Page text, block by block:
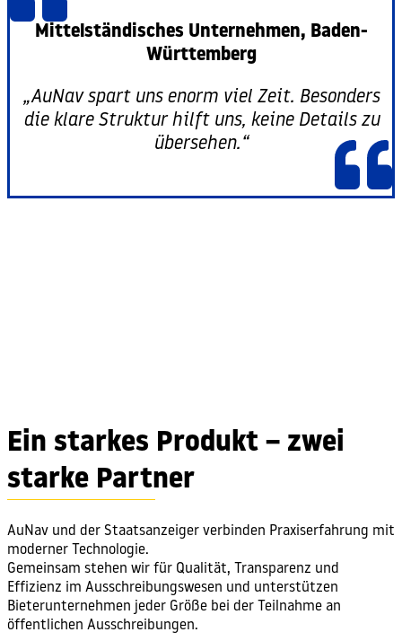
Mittelständisches Unternehmen, Baden-
Württemberg
„AuNav spart uns enorm viel Zeit. Besonders
die klare Struktur hilft uns, keine Details zu
übersehen.“
Ein starkes Produkt – zwei
starke Partner
AuNav und der Staatsanzeiger verbinden Praxiserfahrung mit
moderner Technologie.
Gemeinsam stehen wir für Qualität, Transparenz und
Effizienz im Ausschreibungswesen und unterstützen
Bieterunternehmen jeder Größe bei der Teilnahme an
öffentlichen Ausschreibungen.